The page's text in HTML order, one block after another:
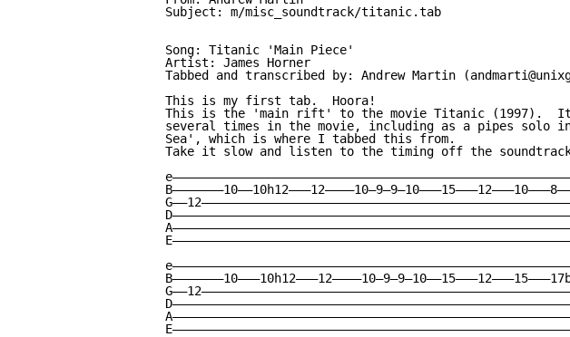
Subject: m/misc_soundtrack/titanic.tab
Song: Titanic 'Main Piece'
Artist: James Horner
Tabbed and transcribed by: Andrew Martin
This is my first tab.  Hoora!
This is the 'main rift' to the movie Titanic (1997).  It
several times in the movie, including as a pipes solo
Sea', which is where I tabbed this from.
Take it slow and listen to the timing off the